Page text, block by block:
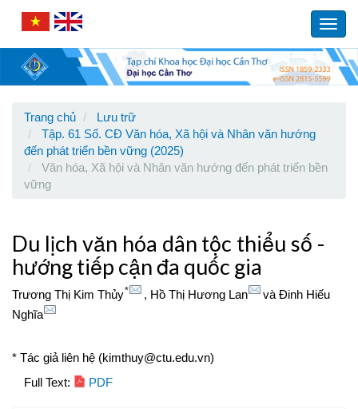
Navigation
Content
Sidebar
Trang chủ
Lưu trữ
Tập. 61 Số. CĐ Văn hóa, Xã hội và Nhân văn hướng
đến phát triển bền vững (2025)
Văn hóa, Xã hội và Nhân văn hướng đến phát triển bền
vững
Du lịch văn hóa dân tộc thiểu số -
hướng tiếp cận đa quốc gia
Trương Thị Kim Thủy* , Hồ Thị Hương Lan và Đinh Hiếu
Nghĩa
* Tác giả liên hệ (kimthuy@ctu.edu.vn)
Article
Full Text: PDF